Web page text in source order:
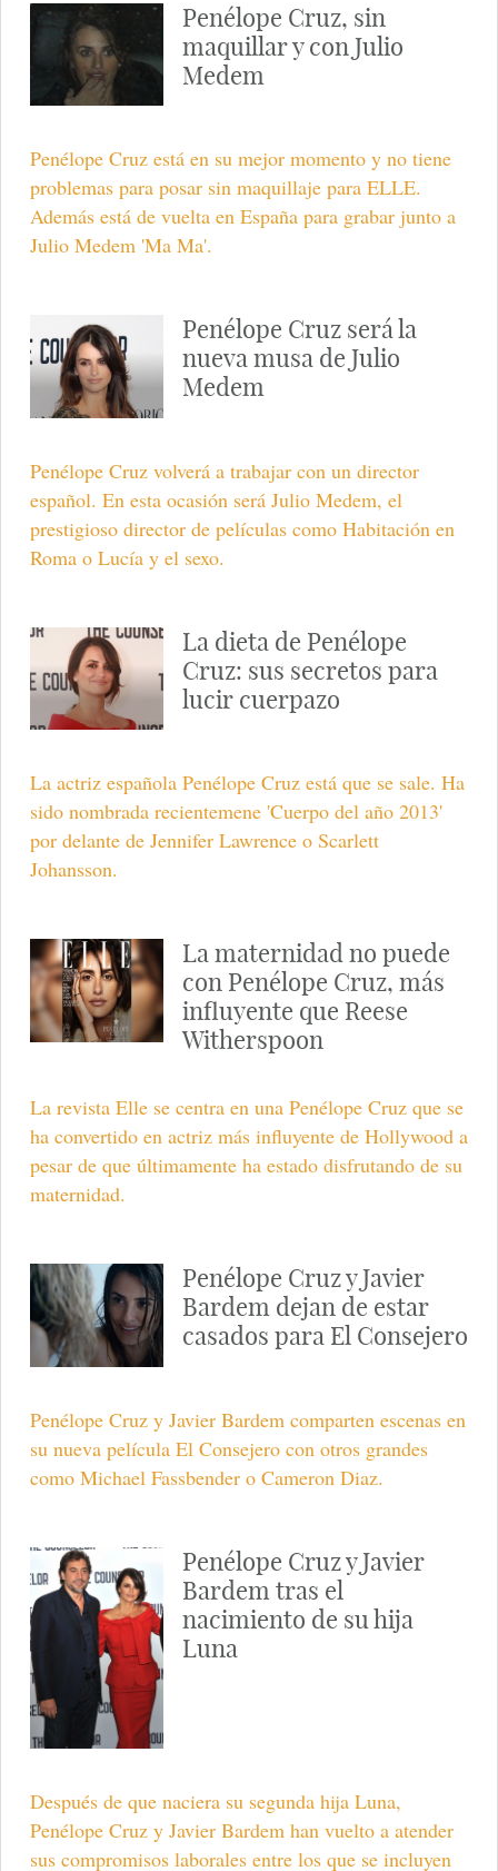
Penélope Cruz, sin
maquillar y con Julio
Medem
Penélope Cruz está en su mejor momento y no tiene
problemas para posar sin maquillaje para ELLE.
Además está de vuelta en España para grabar junto a
Julio Medem 'Ma Ma'.
Penélope Cruz será la
nueva musa de Julio
Medem
Penélope Cruz volverá a trabajar con un director
español. En esta ocasión será Julio Medem, el
prestigioso director de películas como Habitación en
Roma o Lucía y el sexo.
La dieta de Penélope
Cruz: sus secretos para
lucir cuerpazo
La actriz española Penélope Cruz está que se sale. Ha
sido nombrada recientemene 'Cuerpo del año 2013'
por delante de Jennifer Lawrence o Scarlett
Johansson.
La maternidad no puede
con Penélope Cruz, más
influyente que Reese
Witherspoon
La revista Elle se centra en una Penélope Cruz que se
ha convertido en actriz más influyente de Hollywood a
pesar de que últimamente ha estado disfrutando de su
maternidad.
Penélope Cruz y Javier
Bardem dejan de estar
casados para El Consejero
Penélope Cruz y Javier Bardem comparten escenas en
su nueva película El Consejero con otros grandes
como Michael Fassbender o Cameron Diaz.
Penélope Cruz y Javier
Bardem tras el
nacimiento de su hija
Luna
Después de que naciera su segunda hija Luna,
Penélope Cruz y Javier Bardem han vuelto a atender
sus compromisos laborales entre los que se incluyen